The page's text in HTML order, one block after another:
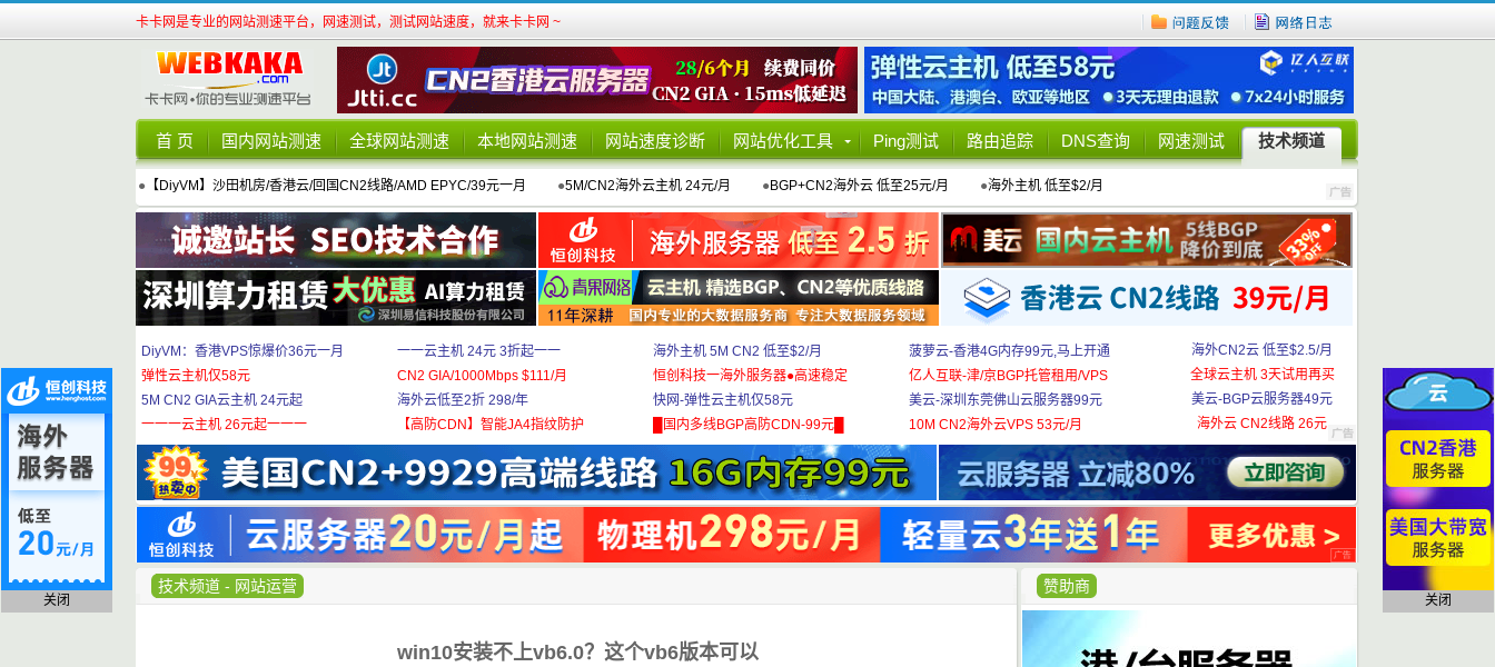
卡卡网是专业的网站测速平台，网速测试，测试网站速度，就来卡卡网 ~
首 页 国内网站测速 全球网站测速 本地网站测速 网站速度诊断 网站优化工具 Ping测试 路由追踪 DNS查询 网速测试 技术频道
● 【DiyVM】沙田机房/香港云/回国CN2线路/AMD EPYC/39元一月 ●5M/CN2海外云主机 24元/月 ●BGP+CN2海外云 低至25元/月 ●海外主机 低至$2/月
DiyVM：香港VPS惊爆价36元一月
弹性云主机仅58元
5M CN2 GIA云主机 24元起
一一一云主机 26元起一一一
一一云主机 24元 3折起一一
CN2 GIA/1000Mbps $111/月
海外云低至2折 298/年
【高防CDN】智能JA4指纹防护
海外主机 5M CN2 低至$2/月
恒创科技一海外服务器●高速稳定
快网-弹性云主机仅58元
█国内多线BGP高防CDN-99元█
菠萝云-香港4G内存99元,马上开通
亿人互联-津/京BGP托管租用/VPS
美云-深圳东莞佛山云服务器99元
10M CN2海外云VPS 53元/月
海外CN2云 低至$2.5/月
全球云主机 3天试用再买
美云-BGP云服务器49元
海外云 CN2线路 26元
赞助商
技术频道 - 网站运营
win10安装不上vb6.0？这个vb6版本可以
关闭 关闭